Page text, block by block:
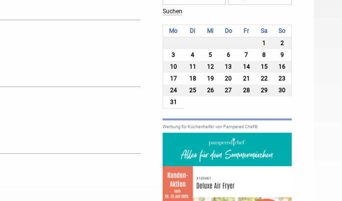
Mo Di Mi Do Fr Sa
So
1
2
3
4 5 6 7 8
9
10
11 12 13 14 15
16
17
18 19 20 21 22
23
24
25 26 27 28 29
30
31
Werbung für Küchenhelfer von Pampered Chef®